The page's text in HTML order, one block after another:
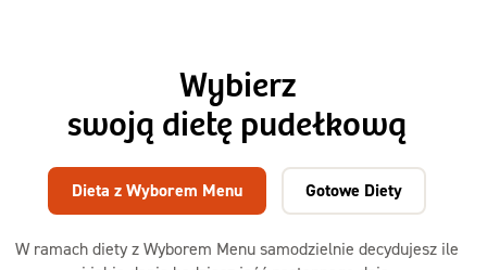
Wybierz
swoją dietę pudełkową
W ramach diety z Wyborem Menu samodzielnie decydujesz ile
Dieta z Wyborem Menu Gotowe Diety